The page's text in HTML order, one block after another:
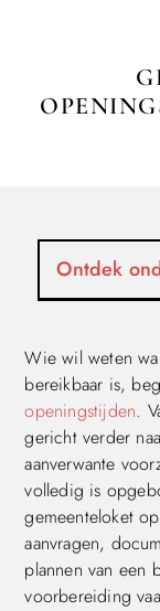
Wie wil weten
bereikbaar is,
openingstijden.
gericht verder
aanverwante
volledig is
gemeenteloket
aanvragen,
plannen van een
voorbereiding
Ontdek